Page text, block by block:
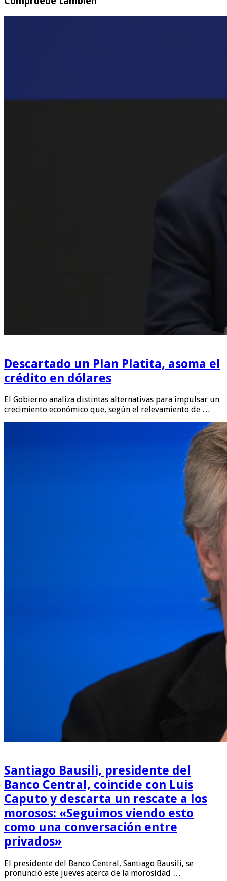
Descartado un Plan Platita, asoma el
crédito en dólares
El Gobierno analiza distintas alternativas para impulsar un
crecimiento económico que, según el relevamiento de …
Santiago Bausili, presidente del
Banco Central, coincide con Luis
Caputo y descarta un rescate a los
morosos: «Seguimos viendo esto
como una conversación entre
privados»
El presidente del Banco Central, Santiago Bausili, se
pronunció este jueves acerca de la morosidad …